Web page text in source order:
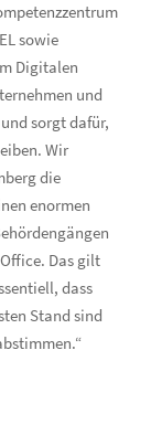
sowie
Digitalen
und
sorgt dafür,
Wir
die
enormen
Das gilt
dass
Stand sind